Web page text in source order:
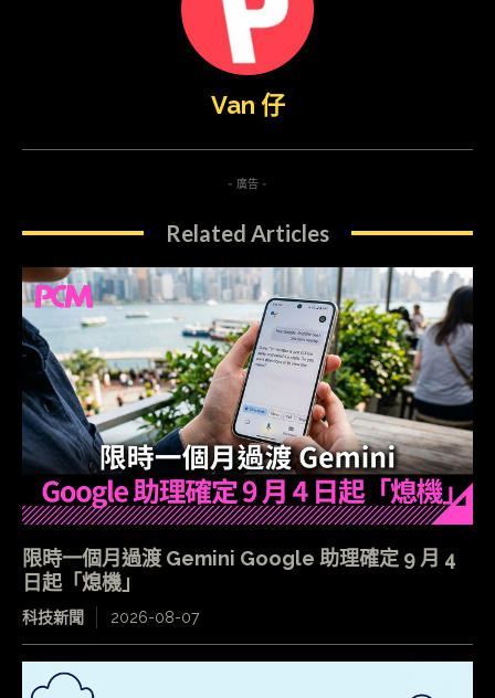
Van 仔
- 廣告 -
Related Articles
限時一個月過渡 Gemini Google 助理確定 9 月 4
日起「熄機」
科技新聞 2026-08-07